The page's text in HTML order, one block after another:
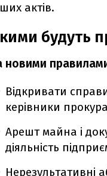
актів.
будуть
новими
Відкривати
керівники
Арешт майна і
діяльність
Нерезультативні